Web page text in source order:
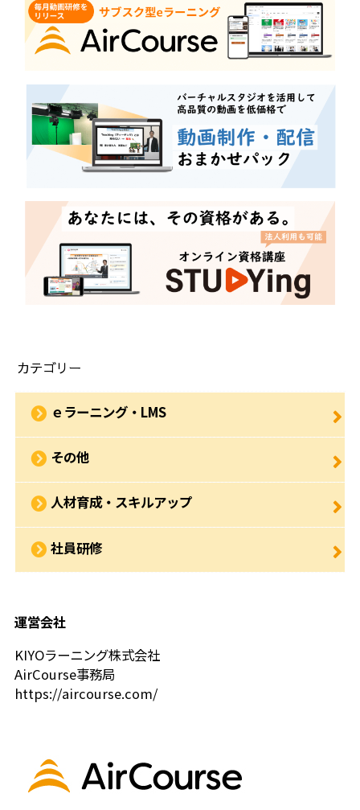
カテゴリー
ｅラーニング・LMS
その他
人材育成・スキルアップ
社員研修
運営会社
KIYOラーニング株式会社
AirCourse事務局
https://aircourse.com/